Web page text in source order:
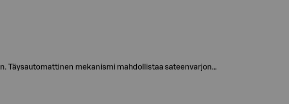
Täysautomattinen mekanismi mahdollistaa sateenvarjon…